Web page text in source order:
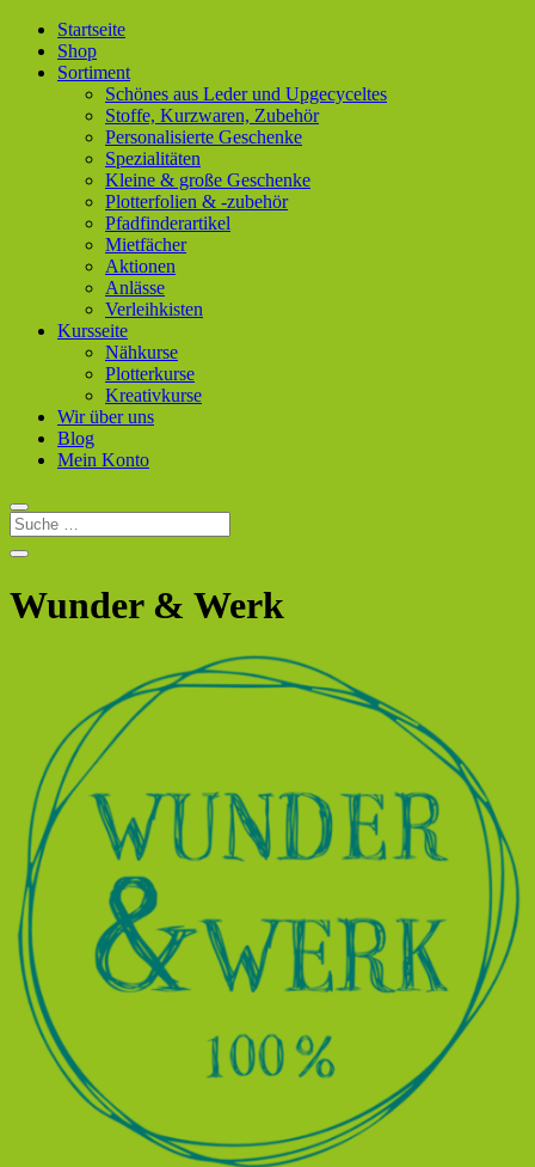
Startseite
Shop
Sortiment
Schönes aus Leder und Upgecyceltes
Stoffe, Kurzwaren, Zubehör
Personalisierte Geschenke
Spezialitäten
Kleine & große Geschenke
Plotterfolien & -zubehör
Pfadfinderartikel
Mietfächer
Aktionen
Anlässe
Verleihkisten
Kursseite
Nähkurse
Plotterkurse
Kreativkurse
Wir über uns
Blog
Mein Konto
Wunder & Werk